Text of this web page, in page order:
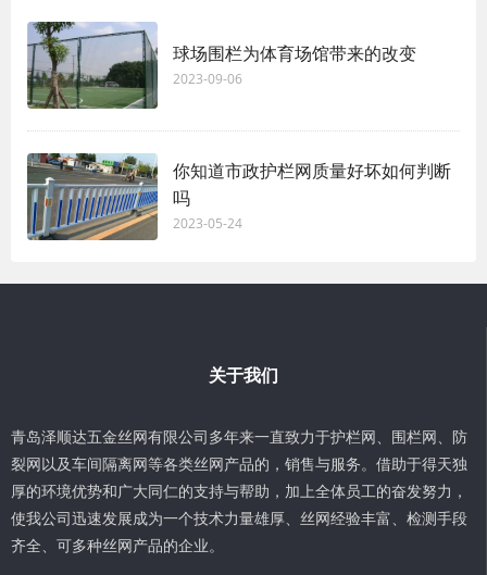
球场围栏为体育场馆带来的改变
2023-09-06
你知道市政护栏网质量好坏如何判断
吗
2023-05-24
关于我们
青岛泽顺达五金丝网有限公司多年来一直致力于护栏网、围栏网、防
裂网以及车间隔离网等各类丝网产品的，销售与服务。借助于得天独
厚的环境优势和广大同仁的支持与帮助，加上全体员工的奋发努力，
使我公司迅速发展成为一个技术力量雄厚、丝网经验丰富、检测手段
齐全、可多种丝网产品的企业。